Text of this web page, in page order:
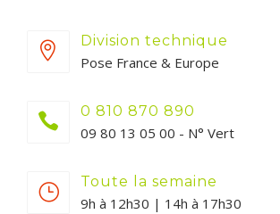
Division technique
Pose France & Europe
0 810 870 890
09 80 13 05 00 - N° Vert
Toute la semaine
9h à 12h30 | 14h à 17h30